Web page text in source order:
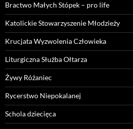
Bractwo Małych Stópek – pro life
Katolickie Stowarzyszenie Młodzieży
Krucjata Wyzwolenia Człowieka
Liturgiczna Służba Ołtarza
Żywy Różaniec
Rycerstwo Niepokalanej
Schola dziecięca